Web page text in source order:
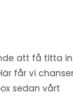
att få titta
får vi
sedan vårt